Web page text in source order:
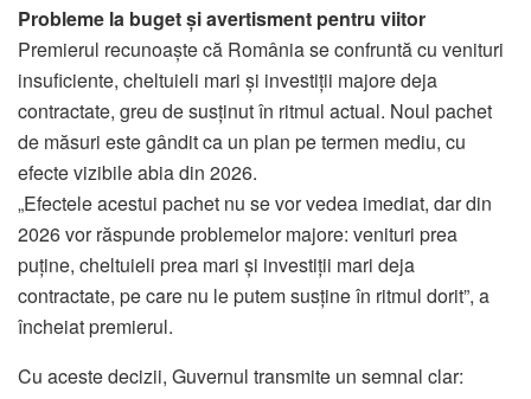
Probleme la buget și avertisment pentru viitor
Premierul recunoaște că România se confruntă cu venituri
insuficiente, cheltuieli mari și investiții majore deja
contractate, greu de susținut în ritmul actual. Noul pachet
de măsuri este gândit ca un plan pe termen mediu, cu
efecte vizibile abia din 2026.
„Efectele acestui pachet nu se vor vedea imediat, dar din
2026 vor răspunde problemelor majore: venituri prea
puține, cheltuieli prea mari și investiții mari deja
contractate, pe care nu le putem susține în ritmul dorit”, a
încheiat premierul.
Cu aceste decizii, Guvernul transmite un semnal clar: